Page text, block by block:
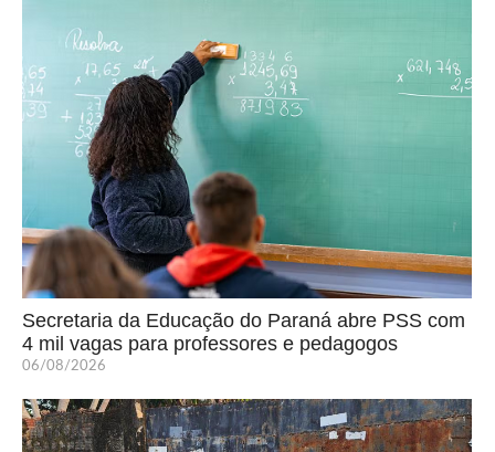
Secretaria da Educação do Paraná abre PSS com
4 mil vagas para professores e pedagogos
06/08/2026